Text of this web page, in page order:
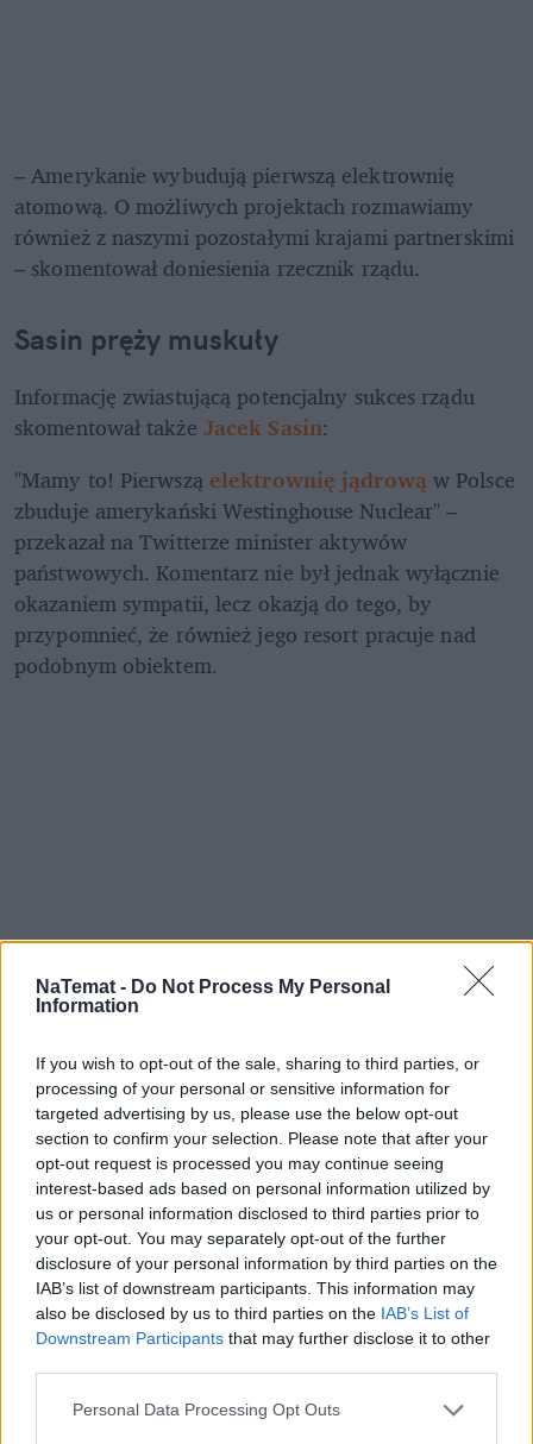
NaTemat - Do Not Process My Personal
Information
If you wish to opt-out of the sale, sharing to third parties, or
processing of your personal or sensitive information for
targeted advertising by us, please use the below opt-out
section to confirm your selection. Please note that after your
opt-out request is processed you may continue seeing
interest-based ads based on personal information utilized by
us or personal information disclosed to third parties prior to
your opt-out. You may separately opt-out of the further
disclosure of your personal information by third parties on the
IAB’s list of downstream participants. This information may
also be disclosed by us to third parties on the IAB’s List of
Downstream Participants that may further disclose it to other
Personal Data Processing Opt Outs
– Amerykanie wybudują pierwszą elektrownię
atomową. O możliwych projektach rozmawiamy
również z naszymi pozostałymi krajami partnerskimi
– skomentował doniesienia rzecznik rządu.
Sasin pręży muskuły
Informację zwiastującą potencjalny sukces rządu
skomentował także Jacek Sasin:
"Mamy to! Pierwszą elektrownię jądrową w Polsce
zbuduje amerykański Westinghouse Nuclear" –
przekazał na Twitterze minister aktywów
państwowych. Komentarz nie był jednak wyłącznie
okazaniem sympatii, lecz okazją do tego, by
przypomnieć, że również jego resort pracuje nad
podobnym obiektem.
Łupiemy carski beton!  Drytooling
pod Warszawą (Janówek Pierwszy) |
kierunek:GÓRY #4